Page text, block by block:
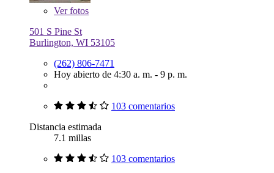
Verfotos
501 S Pine St
Burlington, WI 53105
(262) 806-7471
Hoy abierto de 4:30 a. m. - 9 p. m.
103 comentarios
Distancia estimada
7.1 millas
103 comentarios